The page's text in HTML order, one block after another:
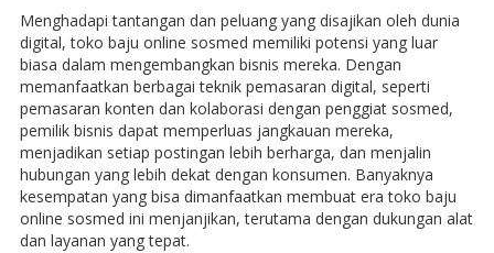
Menghadapi tantangan dan peluang yang disajikan oleh dunia
digital, toko baju online sosmed memiliki potensi yang luar
biasa dalam mengembangkan bisnis mereka. Dengan
memanfaatkan berbagai teknik pemasaran digital, seperti
pemasaran konten dan kolaborasi dengan penggiat sosmed,
pemilik bisnis dapat memperluas jangkauan mereka,
menjadikan setiap postingan lebih berharga, dan menjalin
hubungan yang lebih dekat dengan konsumen. Banyaknya
kesempatan yang bisa dimanfaatkan membuat era toko baju
online sosmed ini menjanjikan, terutama dengan dukungan alat
dan layanan yang tepat.